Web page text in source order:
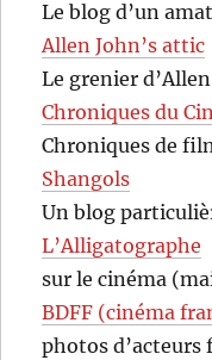
Le blog d’un
Allen John’s attic
Le grenier
Chroniques du
Chroniques de
Shangols
Un blog
L’Alligatographe
sur le cinéma
BDFF (cinéma
photos